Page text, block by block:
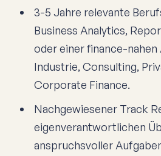
3-5 Jahre relevante
Business Analytics,
oder einer finance-nahen
Industrie, Consulting,
Corporate Finance.
Nachgewiesener Track
eigenverantwortlichen
anspruchsvoller